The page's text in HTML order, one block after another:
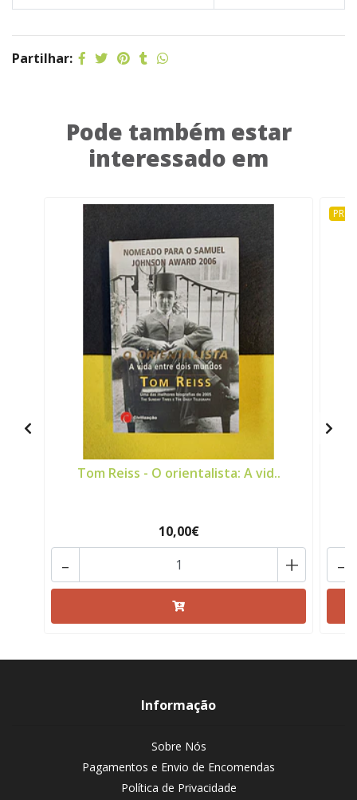
Partilhar:
Pode também estar
interessado em
Tom Reiss - O orientalista: A vid..
10,00€
+
- -
Informação
Sobre Nós
Pagamentos e Envio de Encomendas
Política de Privacidade